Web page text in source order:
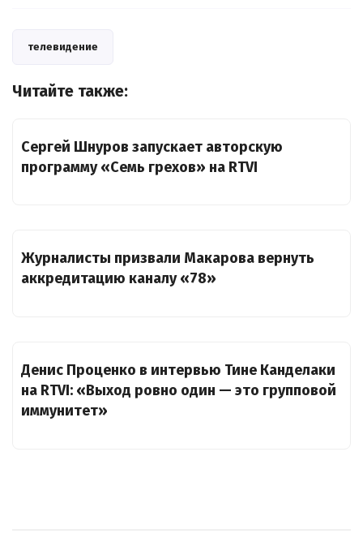
телевидение
Читайте также:
Сергей Шнуров запускает авторскую
программу «Семь грехов» на RTVI
Журналисты призвали Макарова вернуть
аккредитацию каналу «78»
Денис Проценко в интервью Тине Канделаки
на RTVI: «Выход ровно один — это групповой
иммунитет»